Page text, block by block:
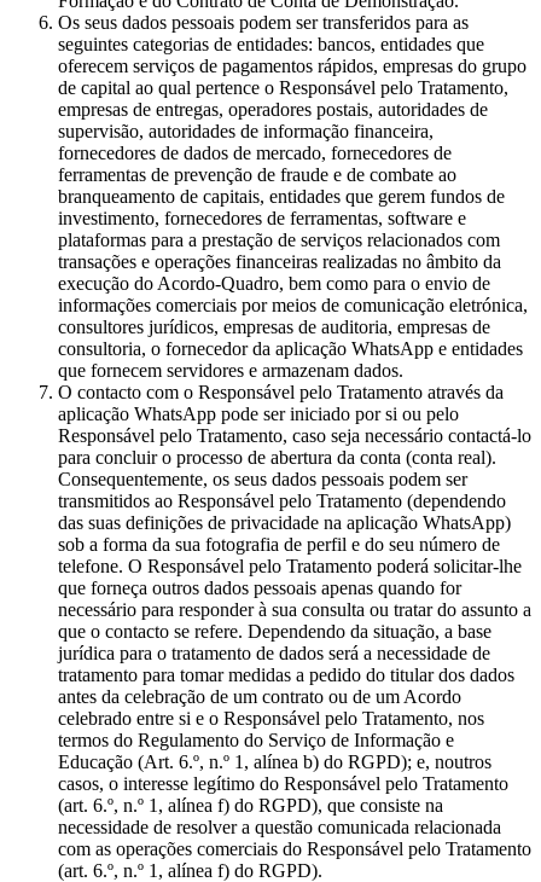
Os seus dados pessoais podem ser transferidos para as
seguintes categorias de entidades: bancos, entidades que
oferecem serviços de pagamentos rápidos, empresas do grupo
de capital ao qual pertence o Responsável pelo Tratamento,
empresas de entregas, operadores postais, autoridades de
supervisão, autoridades de informação financeira,
fornecedores de dados de mercado, fornecedores de
ferramentas de prevenção de fraude e de combate ao
branqueamento de capitais, entidades que gerem fundos de
investimento, fornecedores de ferramentas, software e
plataformas para a prestação de serviços relacionados com
transações e operações financeiras realizadas no âmbito da
execução do Acordo-Quadro, bem como para o envio de
informações comerciais por meios de comunicação eletrónica,
consultores jurídicos, empresas de auditoria, empresas de
consultoria, o fornecedor da aplicação WhatsApp e entidades
que fornecem servidores e armazenam dados.
O contacto com o Responsável pelo Tratamento através da
aplicação WhatsApp pode ser iniciado por si ou pelo
Responsável pelo Tratamento, caso seja necessário contactá-lo
para concluir o processo de abertura da conta (conta real).
Consequentemente, os seus dados pessoais podem ser
transmitidos ao Responsável pelo Tratamento (dependendo
das suas definições de privacidade na aplicação WhatsApp)
sob a forma da sua fotografia de perfil e do seu número de
telefone. O Responsável pelo Tratamento poderá solicitar-lhe
que forneça outros dados pessoais apenas quando for
necessário para responder à sua consulta ou tratar do assunto a
que o contacto se refere. Dependendo da situação, a base
jurídica para o tratamento de dados será a necessidade de
tratamento para tomar medidas a pedido do titular dos dados
antes da celebração de um contrato ou de um Acordo
celebrado entre si e o Responsável pelo Tratamento, nos
termos do Regulamento do Serviço de Informação e
Educação (Art. 6.º, n.º 1, alínea b) do RGPD); e, noutros
casos, o interesse legítimo do Responsável pelo Tratamento
(art. 6.º, n.º 1, alínea f) do RGPD), que consiste na
necessidade de resolver a questão comunicada relacionada
com as operações comerciais do Responsável pelo Tratamento
(art. 6.º, n.º 1, alínea f) do RGPD).